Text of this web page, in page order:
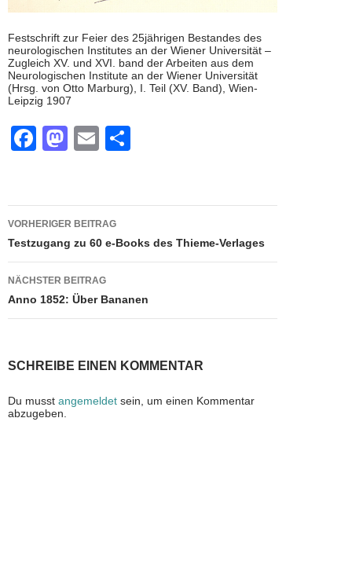
Festschrift zur Feier des 25jährigen Bestandes des
neurologischen Institutes an der Wiener Universität –
Zugleich XV. und XVI. band der Arbeiten aus dem
Neurologischen Institute an der Wiener Universität
(Hrsg. von Otto Marburg), I. Teil (XV. Band), Wien-
Leipzig 1907
F
e
b
o
o
k
M
o
d
o
n
E
n
Beitragsnavigation
VORHERIGER BEITRAG
Testzugang zu 60 e-Books des Thieme-Verlages
NÄCHSTER BEITRAG
Anno 1852: Über Bananen
SCHREIBE EINEN KOMMENTAR
Du musst angemeldet sein, um einen Kommentar
abzugeben.